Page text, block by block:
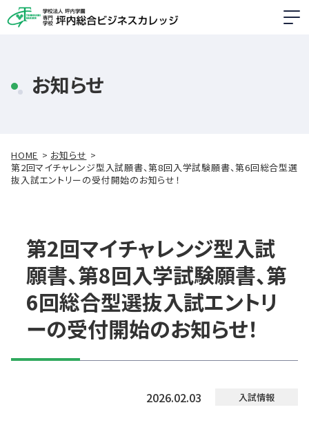
お知らせ
HOME
お知らせ
第2回マイチャレンジ型入試願書、第8回入学試験願書、第6回総合型選
抜入試エントリーの受付開始のお知らせ！
第2回マイチャレンジ型入試
願書、第8回入学試験願書、第
6回総合型選抜入試エントリ
ーの受付開始のお知らせ！
2026.02.03 入試情報